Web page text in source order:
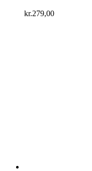
kr.279,00